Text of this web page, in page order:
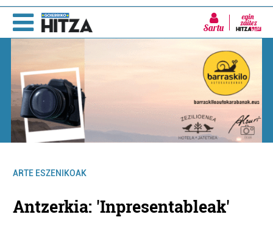
Sartu
ARTE ESZENIKOAK
Antzerkia: 'Inpresentableak'